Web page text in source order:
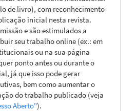
de livro), com reconhecimento
inicial nesta revista.
e são estimulados a
seu trabalho online (ex.: em
ou na sua página
ponto antes ou durante o
já que isso pode gerar
bem como aumentar o
do trabalho publicado (veja
Aberto").